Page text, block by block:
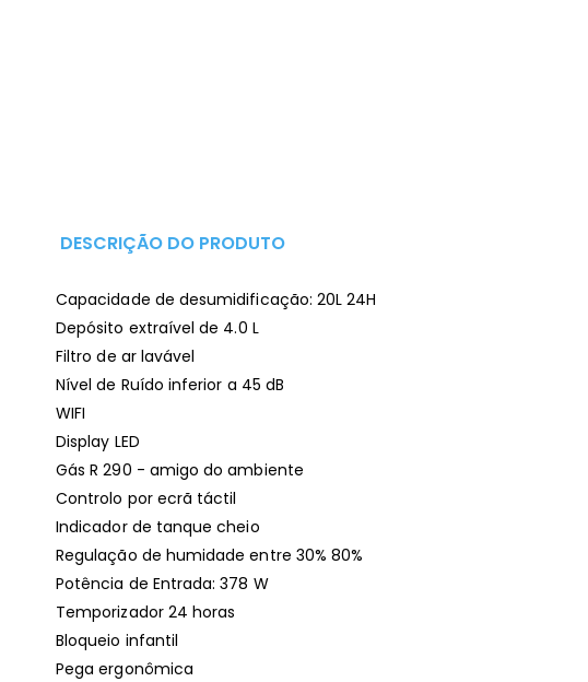
DESCRIÇÃO DO PRODUTO
Capacidade de desumidificação: 20L 24H
Depósito extraível de 4.0 L
Filtro de ar lavável
Nível de Ruído inferior a 45 dB
WIFI
Display LED
Gás R 290 - amigo do ambiente
Controlo por ecrã táctil
Indicador de tanque cheio
Regulação de humidade entre 30% 80%
Potência de Entrada: 378 W
Temporizador 24 horas
Bloqueio infantil
Pega ergonômica